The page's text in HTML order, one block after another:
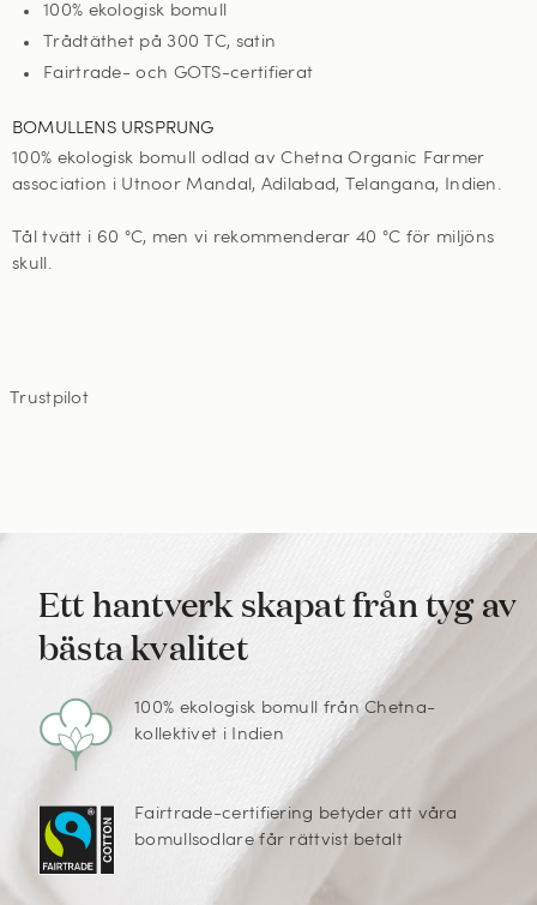
100% ekologisk bomull
Trådtäthet på 300 TC, satin
Fairtrade- och GOTS-certifierat
BOMULLENS URSPRUNG
100% ekologisk bomull odlad av Chetna Organic Farmer
association i Utnoor Mandal, Adilabad, Telangana, Indien.
Tål tvätt i 60 °C, men vi rekommenderar 40 °C för miljöns
skull .
Trustpilot
Ett hantverk skapat från tyg av
bästa kvalitet
100% ekologisk bomull från Chetna-
kollektivet i Indien
Fairtrade-certifiering betyder att våra
bomullsodlare får rättvist betalt